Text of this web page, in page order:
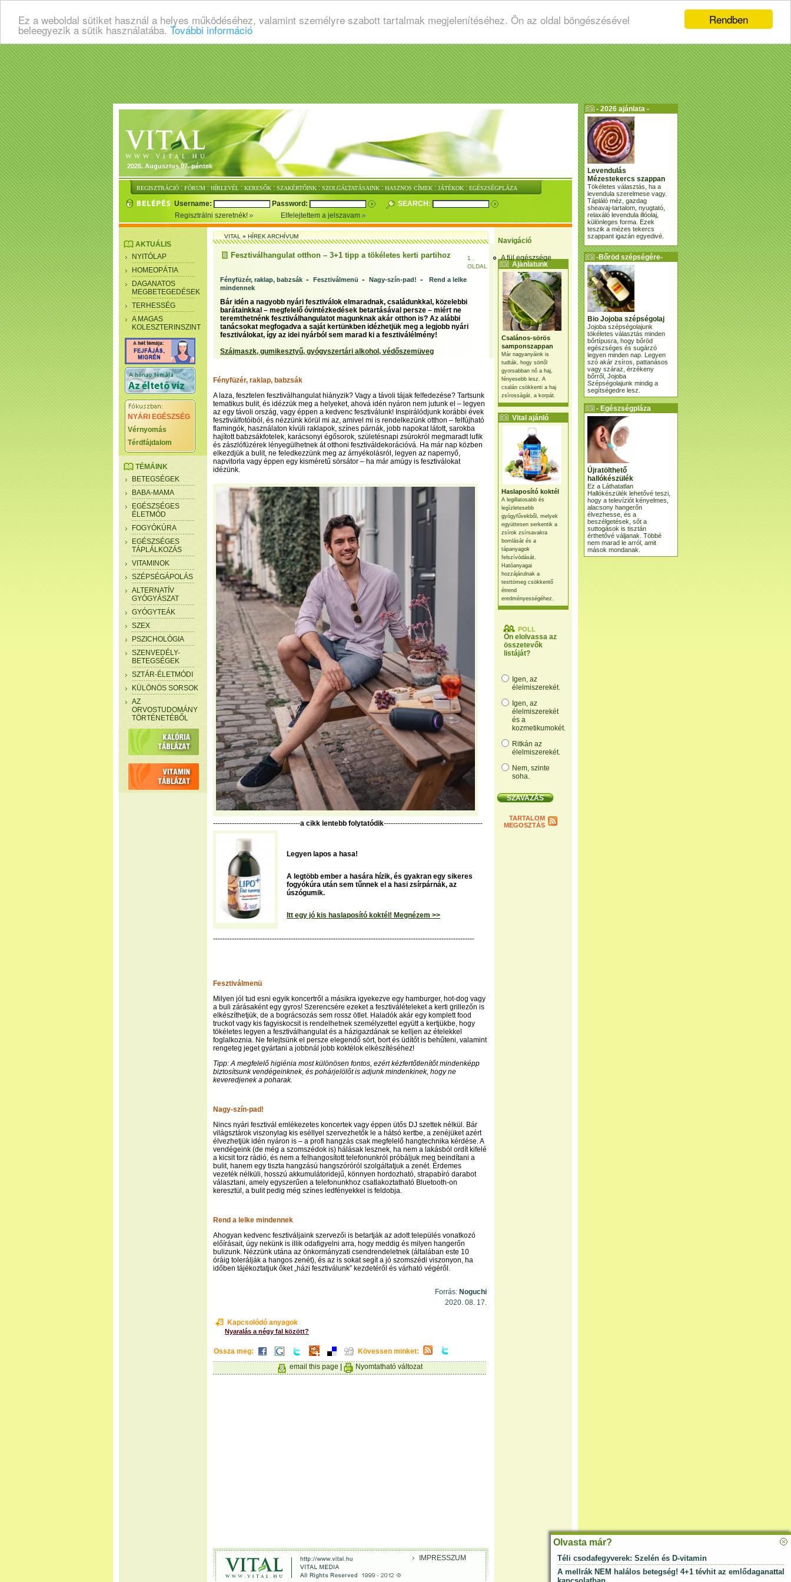
Rendben
Ez a weboldal sütiket használ a helyes működéséhez, valamint személyre szabott tartalmak megjelenítéséhez. Ön az oldal böngészésével
beleegyezik a sütik használatába. További információ
2026. Augusztus 07. péntek
REGISZTRÁCIÓ : FÓRUM : HÍRLEVÉL : KERESŐK : SZAKÉRTŐINK : SZOLGÁLTATÁSAINK : HASZNOS CÍMEK : JÁTÉKOK : EGÉSZSÉGPLÁZA
Username: Password:
SEARCH:
Regisztrálni szeretnék!
Elfelejtettem a jelszavam
Navigáció
A fül egészsége
Ajánlatunk
Csalános-sörös
samponszappan
Már nagyanyáink is
tudták, hogy sörtől
gyorsabban nő a haj,
fényesebb lesz. A
csalán csökkenti a haj
zsírosságát, a korpát.
Vital ajánló
Haslaposító koktél
A legillatosabb és
legízletesebb
gyógyfűvekből, melyek
együttesen serkentik a
zsírok zsírsavakra
bomlását és a
tápanyagok
felszívódását.
Hatóanyagai
hozzájárulnak a
testtömeg csökkentő
étrend
eredményességéhez.
POLL
Ön elolvassa az
összetevők
listáját?
Igen, az
élelmiszerekét.
Igen, az
élelmiszerekét
és a
kozmetikumokét.
Ritkán az
élelmiszerekét.
Nem, szinte
soha.
TARTALOM
MEGOSZTÁS
AKTUÁLIS
NYITÓLAP
HOMEOPÁTIA
DAGANATOS
MEGBETEGEDÉSEK
TERHESSÉG
A MAGAS
KOLESZTERINSZINT
NYÁRI EGÉSZSÉG
Vérnyomás
Térdfájdalom
TÉMÁINK
BETEGSÉGEK
BABA-MAMA
EGÉSZSÉGES
ÉLETMÓD
FOGYÓKÚRA
EGÉSZSÉGES
TÁPLÁLKOZÁS
VITAMINOK
SZÉPSÉGÁPOLÁS
ALTERNATÍV
GYÓGYÁSZAT
GYÓGYTEÁK
SZEX
PSZICHOLÓGIA
SZENVEDÉLY-
BETEGSÉGEK
SZTÁR-ÉLETMÓDI
KÜLÖNÖS SORSOK
AZ
ORVOSTUDOMÁNY
TÖRTÉNETÉBŐL
VITAL»HÍREK ARCHÍVUM
Fesztiválhangulat otthon – 3+1 tipp a tökéletes kerti partihoz
1 .
OLDAL
Fényfüzér, raklap, babzsák - Fesztiválmenü - Nagy-szín-pad! -
Rend a lelke
mindennek
Bár idén a nagyobb nyári fesztiválok elmaradnak, családunkkal, közelebbi
barátainkkal – megfelelő óvintézkedések betartásával persze – miért ne
teremthetnénk fesztiválhangulatot magunknak akár otthon is? Az alábbi
tanácsokat megfogadva a saját kertünkben idézhetjük meg a legjobb nyári
fesztiválokat, így az idei nyárból sem marad ki a fesztiválélmény!
Szájmaszk, gumikesztyű, gyógyszertári alkohol, védőszemüveg
Fényfüzér, raklap, babzsák
A laza, fesztelen fesztiválhangulat hiányzik? Vagy a távoli tájak felfedezése? Tartsunk
tematikus bulit, és idézzük meg a helyeket, ahová idén nyáron nem jutunk el – legyen
az egy távoli ország, vagy éppen a kedvenc fesztiválunk! Inspirálódjunk korábbi évek
fesztiválfotóiból, és nézzünk körül mi az, amivel mi is rendelkezünk otthon – felfújható
flamingók, használaton kívüli raklapok, színes párnák, jobb napokat látott, sarokba
hajított babzsákfotelek, karácsonyi égősorok, születésnapi zsúrokról megmaradt lufik
és zászlófüzérek lényegülhetnek át otthoni fesztiváldekorációvá. Ha már nap közben
elkezdjük a bulit, ne feledkezzünk meg az árnyékolásról, legyen az napernyő,
napvitorla vagy éppen egy kisméretű sörsátor – ha már amúgy is fesztiválokat
idézünk.
-------------------------------------a cikk lentebb folytatódik------------------------------------------
Legyen lapos a hasa!
A legtöbb ember a hasára hízik, és gyakran egy sikeres
fogyókúra után sem tűnnek el a hasi zsírpárnák, az
úszógumik.
Itt egy jó kis haslaposító koktél! Megnézem >>
---------------------------------------------------------------------------------------------------------------
Fesztiválmenü
Milyen jól tud esni egyik koncertről a másikra igyekezve egy hamburger, hot-dog vagy
a buli zárásaként egy gyros! Szerencsére ezeket a fesztiválételeket a kerti grillezőn is
elkészíthetjük, de a bográcsozás sem rossz ötlet. Haladók akár egy komplett food
truckot vagy kis fagyiskocsit is rendelhetnek személyzettel együtt a kertjükbe, hogy
tökéletes legyen a fesztiválhangulat és a házigazdának se kelljen az ételekkel
foglalkoznia. Ne felejtsünk el persze elegendő sört, bort és üdítőt is behűteni, valamint
rengeteg jeget gyártani a jobbnál jobb koktélok elkészítéséhez!
Tipp: A megfelelő higiénia most különösen fontos, ezért kézfertőtlenítőt mindenképp
biztosítsunk vendégeinknek, és pohárjelölőt is adjunk mindenkinek, hogy ne
keveredjenek a poharak.
Nagy-szín-pad!
Nincs nyári fesztivál emlékezetes koncertek vagy éppen ütős DJ szettek nélkül. Bár
világsztárok viszonylag kis eséllyel szervezhetők le a hátsó kertbe, a zenéjüket azért
élvezhetjük idén nyáron is – a profi hangzás csak megfelelő hangtechnika kérdése. A
vendégeink (de még a szomszédok is) hálásak lesznek, ha nem a lakásból ordít kifelé
a kicsit torz rádió, és nem a felhangosított telefonunkról próbáljuk meg beindítani a
bulit, hanem egy tiszta hangzású hangszóróról szolgáltatjuk a zenét. Érdemes
vezeték nélküli, hosszú akkumulátoridejű, könnyen hordozható, strapabíró darabot
választani, amely egyszerűen a telefonunkhoz csatlakoztatható Bluetooth-on
keresztül, a bulit pedig még színes ledfényekkel is feldobja.
Rend a lelke mindennek
Ahogyan kedvenc fesztiváljaink szervezői is betartják az adott település vonatkozó
előírásait, úgy nekünk is illik odafigyelni arra, hogy meddig és milyen hangerőn
bulizunk. Nézzünk utána az önkormányzati csendrendeletnek (általában este 10
óráig tolerálják a hangos zenét), és az is sokat segít a jó szomszédi viszonyon, ha
időben tájékoztatjuk őket „házi fesztiválunk” kezdetéről és várható végéről.
Forrás: Noguchi
2020. 08. 17.
Kapcsolódó anyagok
Nyaralás a négy fal között?
Ossza meg:
Kövessen minket:
email this page| Nyomtatható változat
Olvasta már?
Téli csodafegyverek: Szelén és D-vitamin
A mellrák NEM halálos betegség! 4+1 tévhit az emlődaganattal
IMPRESSZUM
- 2026 ajánlata -
Levendulás
Mézestekercs szappan
Tökéletes választás, ha a
levendula szerelmese vagy.
Tápláló méz, gazdag
sheavaj-tartalom, nyugtató,
relaxáló levendula illóolaj,
különleges forma. Ezek
teszik a mézes tekercs
szappant igazán egyedivé.
-Bőröd szépségére-
Bio Jojoba szépségolaj
Jojoba szépségolajunk
tökéletes választás minden
bőrtípusra, hogy bőröd
egészséges és sugárzó
legyen minden nap. Legyen
szó akár zsíros, pattanásos
vagy száraz, érzékeny
bőrről, Jojoba
Szépségolajunk mindig a
segítségedre lesz.
- Egészségpláza
ajánlatunk -
Újratölthető
hallókészülék
Ez a Láthatatlan
Hallókészülék lehetővé teszi,
hogy a televíziót kényelmes,
alacsony hangerőn
élvezhesse, és a
beszélgetések, sőt a
suttogások is tisztán
érthetővé váljanak. Többé
nem marad le arról, amit
mások mondanak.